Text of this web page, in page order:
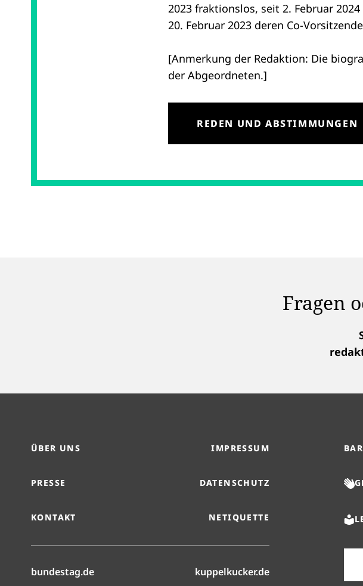
2023 fraktionslos, seit 2. Februar
20. Februar 2023 deren Co-
[Anmerkung der Redaktion: Die
der Abgeordneten.]
REDEN UND ABSTIMMUNGEN
Fragen
ÜBER UNS IMPRESSUM
PRESSE DATENSCHUTZ
KONTAKT NETIQUETTE
bundestag.de(öffnet in neuem Reiter)kuppelkucker.de(öffnet in neuem